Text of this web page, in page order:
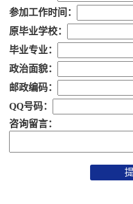
参加工作时间：
原毕业学校：
毕业专业：
政治面貌：
邮政编码：
QQ号码：
咨询留言：